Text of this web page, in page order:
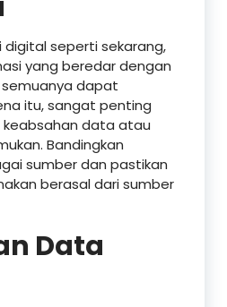
digital seperti sekarang,
yang beredar dengan
dapat
itu, sangat penting
keabsahan data atau
Bandingkan
sumber dan pastikan
berasal dari sumber
Data